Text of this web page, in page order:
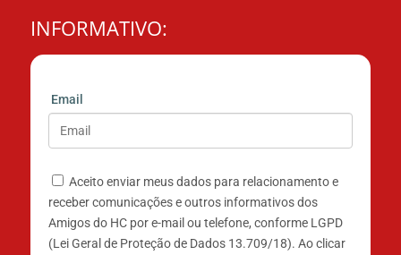
INFORMATIVO:
Email
Aceito enviar meus dados para relacionamento e
receber comunicações e outros informativos dos
Amigos do HC por e-mail ou telefone, conforme LGPD
(Lei Geral de Proteção de Dados 13.709/18). Ao clicar